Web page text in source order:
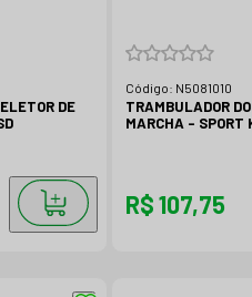
DE
Código: N5081010
TRAMBULADOR
MARCHA - SPORT
R$ 107,75